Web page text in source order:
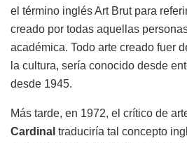
el término inglés Art Brut para
creado por todas aquellas
académica. Todo arte creado fuer
la cultura, sería conocido desde
desde 1945.
Más tarde, en 1972, el crítico de
Cardinal traduciría tal concepto